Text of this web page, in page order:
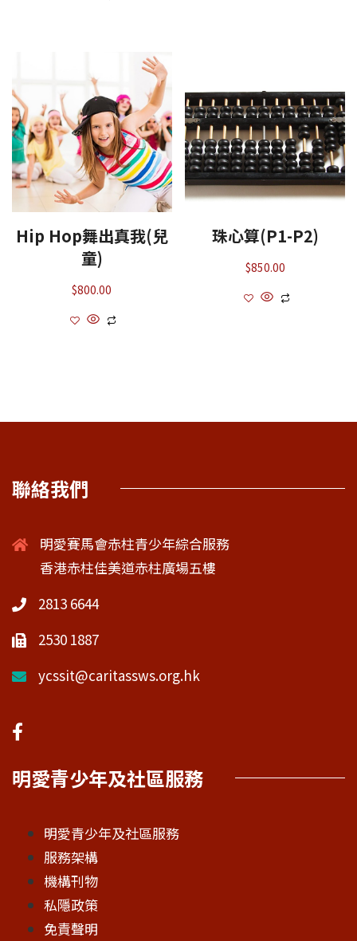
Hip Hop舞出真我(兒
童)
$800.00
珠心算(P1-P2)
$850.00
聯絡我們
明愛賽馬會赤柱青少年綜合服務
香港赤柱佳美道赤柱廣場五樓
2813 6644
2530 1887
ycssit@caritassws.org.hk
明愛青少年及社區服務
明愛青少年及社區服務
服務架構
機構刊物
私隱政策
免責聲明